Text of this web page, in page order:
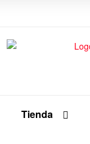
Tienda